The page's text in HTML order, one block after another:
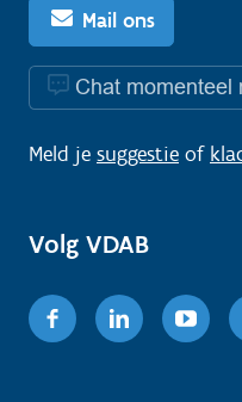
Mail ons
Chat momenteel
Meld je suggestie of
Volg VDAB
Facebook